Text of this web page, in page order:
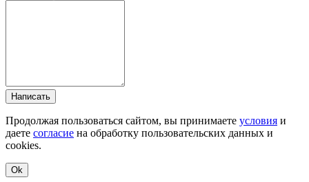
Написать
Продолжая пользоваться сайтом, вы принимаете условия и
даете согласие на обработку пользовательских данных и
cookies.
Ok